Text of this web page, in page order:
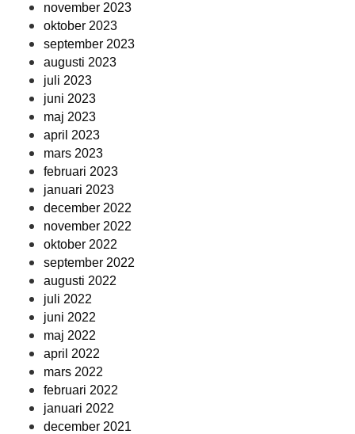
november 2023
oktober 2023
september 2023
augusti 2023
juli 2023
juni 2023
maj 2023
april 2023
mars 2023
februari 2023
januari 2023
december 2022
november 2022
oktober 2022
september 2022
augusti 2022
juli 2022
juni 2022
maj 2022
april 2022
mars 2022
februari 2022
januari 2022
december 2021